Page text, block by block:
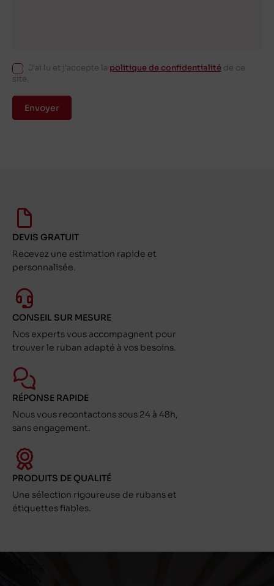
J'ai lu et j'accepte la politique de confidentialité de ce
site.
Envoyer
DEVIS GRATUIT
Recevez une estimation rapide et
personnalisée.
CONSEIL SUR MESURE
Nos experts vous accompagnent pour
trouver le ruban adapté à vos besoins.
RÉPONSE RAPIDE
Nous vous recontactons sous 24 à 48h,
sans engagement.
PRODUITS DE QUALITÉ
Une sélection rigoureuse de rubans et
étiquettes fiables.